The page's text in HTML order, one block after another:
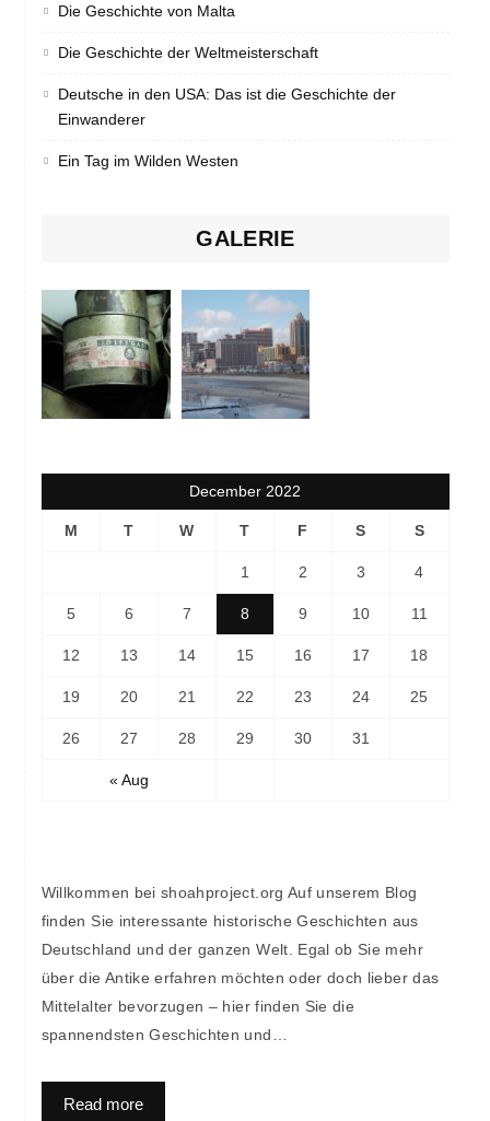
Die Geschichte von Malta
Die Geschichte der Weltmeisterschaft
Deutsche in den USA: Das ist die Geschichte der
Einwanderer
Ein Tag im Wilden Westen
GALERIE
December 2022
M T W T F S S
« Aug
1 2 3 4
5 6 7 8 9 10 11
12 13 14 15 16 17 18
19 20 21 22 23 24 25
26 27 28 29 30 31
Willkommen bei shoahproject.org Auf unserem Blog
finden Sie interessante historische Geschichten aus
Deutschland und der ganzen Welt. Egal ob Sie mehr
über die Antike erfahren möchten oder doch lieber das
Mittelalter bevorzugen – hier finden Sie die
spannendsten Geschichten und…
Read more